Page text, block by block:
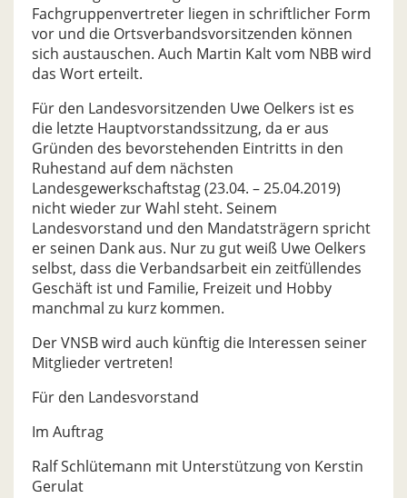
Fachgruppenvertreter liegen in schriftlicher Form
vor und die Ortsverbandsvorsitzenden können
sich austauschen. Auch Martin Kalt vom NBB wird
das Wort erteilt.
Für den Landesvorsitzenden Uwe Oelkers ist es
die letzte Hauptvorstandssitzung, da er aus
Gründen des bevorstehenden Eintritts in den
Ruhestand auf dem nächsten
Landesgewerkschaftstag (23.04. – 25.04.2019)
nicht wieder zur Wahl steht. Seinem
Landesvorstand und den Mandatsträgern spricht
er seinen Dank aus. Nur zu gut weiß Uwe Oelkers
selbst, dass die Verbandsarbeit ein zeitfüllendes
Geschäft ist und Familie, Freizeit und Hobby
manchmal zu kurz kommen.
Der VNSB wird auch künftig die Interessen seiner
Mitglieder vertreten!
Für den Landesvorstand
Im Auftrag
Ralf Schlütemann mit Unterstützung von Kerstin
Gerulat